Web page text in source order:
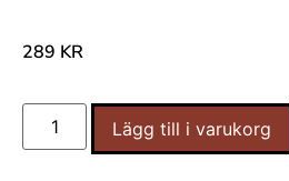
289 KR
Lägg till i varukorg